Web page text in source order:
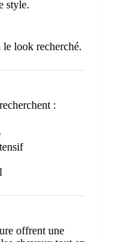
style.
le look recherché.
:
offrent une